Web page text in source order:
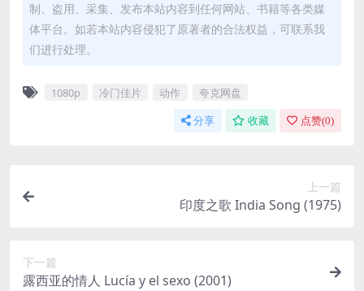
制、盗用、采集、发布本站内容到任何网站、书籍等各类媒
体平台。如若本站内容侵犯了原著者的合法权益，可联系我
们进行处理。
1080p 冷门佳片 动作 夸克网盘
分享 收藏 点赞(0)
上一篇
印度之歌 India Song (1975)
下一篇
露西亚的情人 Lucía y el sexo (2001)